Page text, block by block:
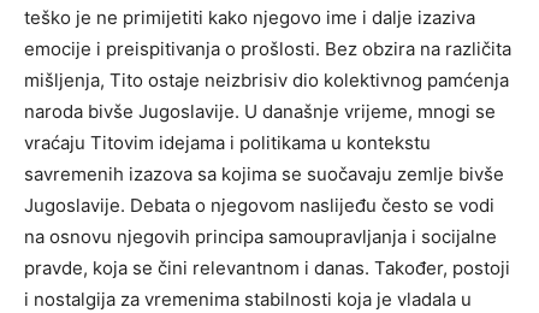
teško je ne primijetiti kako njegovo ime i dalje izaziva
emocije i preispitivanja o prošlosti. Bez obzira na različita
mišljenja, Tito ostaje neizbrisiv dio kolektivnog pamćenja
naroda bivše Jugoslavije. U današnje vrijeme, mnogi se
vraćaju Titovim idejama i politikama u kontekstu
savremenih izazova sa kojima se suočavaju zemlje bivše
Jugoslavije. Debata o njegovom naslijeđu često se vodi
na osnovu njegovih principa samoupravljanja i socijalne
pravde, koja se čini relevantnom i danas. Također, postoji
i nostalgija za vremenima stabilnosti koja je vladala u